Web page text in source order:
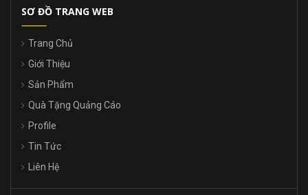
SƠ ĐỒ TRANG WEB
Trang Chủ
Giới Thiệu
Sản Phẩm
Quà Tặng Quảng Cáo
Profile
Tin Tức
Liên Hệ